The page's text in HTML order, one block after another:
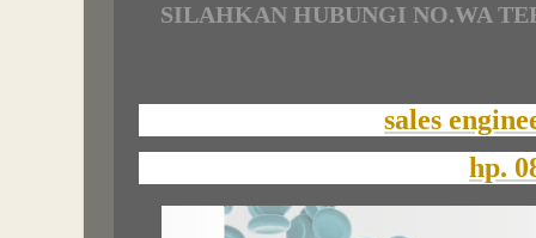
SILAHKAN HUBUNGI NO.WA
sales
hp.